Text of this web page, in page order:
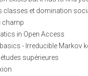
classes et domination
champ
in Open Access
- Irreducible Markov
supérieures